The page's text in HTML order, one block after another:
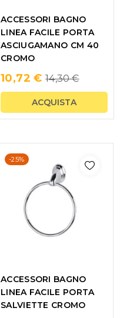
ACCESSORI BAGNO
LINEA FACILE PORTA
ASCIUGAMANO CM 40
CROMO
10,72 € Regular
price
14,30 €
ACQUISTA
-25%
ACCESSORI BAGNO
LINEA FACILE PORTA
SALVIETTE CROMO